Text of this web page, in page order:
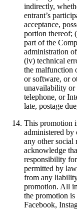
indirectly,
entrant’s
acceptance,
portion thereof;
part of the
administration
(iv) technical
the malfunction
or software, or
unavailability or
telephone, or
late, postage
This promotion
administered by
any other social
acknowledge
responsibility
permitted by
from any
promotion. All
the promotion
Facebook,